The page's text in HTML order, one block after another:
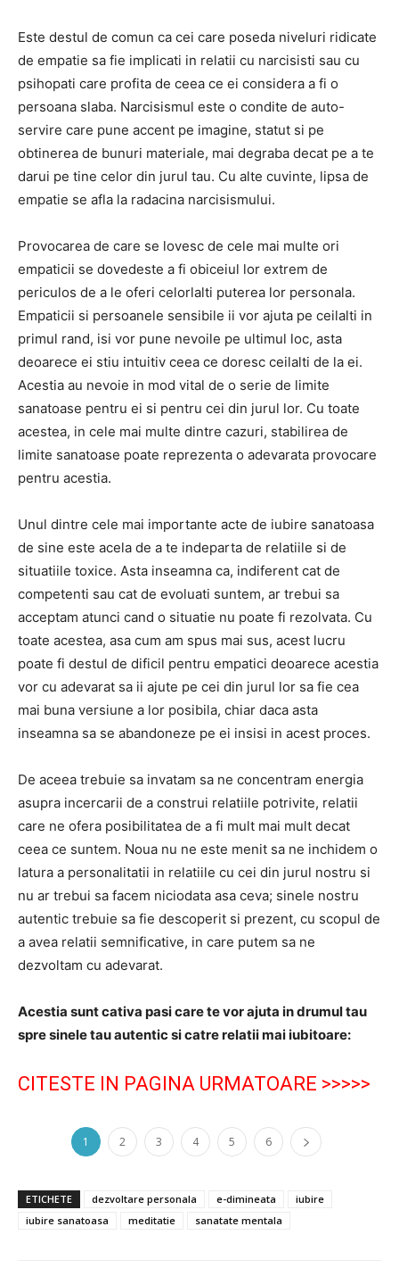
Este destul de comun ca cei care poseda niveluri ridicate
de empatie sa fie implicati in relatii cu narcisisti sau cu
psihopati care profita de ceea ce ei considera a fi o
persoana slaba. Narcisismul este o condite de auto-
servire care pune accent pe imagine, statut si pe
obtinerea de bunuri materiale, mai degraba decat pe a te
darui pe tine celor din jurul tau. Cu alte cuvinte, lipsa de
empatie se afla la radacina narcisismului.
Provocarea de care se lovesc de cele mai multe ori
empaticii se dovedeste a fi obiceiul lor extrem de
periculos de a le oferi celorlalti puterea lor personala.
Empaticii si persoanele sensibile ii vor ajuta pe ceilalti in
primul rand, isi vor pune nevoile pe ultimul loc, asta
deoarece ei stiu intuitiv ceea ce doresc ceilalti de la ei.
Acestia au nevoie in mod vital de o serie de limite
sanatoase pentru ei si pentru cei din jurul lor. Cu toate
acestea, in cele mai multe dintre cazuri, stabilirea de
limite sanatoase poate reprezenta o adevarata provocare
pentru acestia.
Unul dintre cele mai importante acte de iubire sanatoasa
de sine este acela de a te indeparta de relatiile si de
situatiile toxice. Asta inseamna ca, indiferent cat de
competenti sau cat de evoluati suntem, ar trebui sa
acceptam atunci cand o situatie nu poate fi rezolvata. Cu
toate acestea, asa cum am spus mai sus, acest lucru
poate fi destul de dificil pentru empatici deoarece acestia
vor cu adevarat sa ii ajute pe cei din jurul lor sa fie cea
mai buna versiune a lor posibila, chiar daca asta
inseamna sa se abandoneze pe ei insisi in acest proces.
De aceea trebuie sa invatam sa ne concentram energia
asupra incercarii de a construi relatiile potrivite, relatii
care ne ofera posibilitatea de a fi mult mai mult decat
ceea ce suntem. Noua nu ne este menit sa ne inchidem o
latura a personalitatii in relatiile cu cei din jurul nostru si
nu ar trebui sa facem niciodata asa ceva; sinele nostru
autentic trebuie sa fie descoperit si prezent, cu scopul de
a avea relatii semnificative, in care putem sa ne
dezvoltam cu adevarat.
Acestia sunt cativa pasi care te vor ajuta in drumul tau
spre sinele tau autentic si catre relatii mai iubitoare:
CITESTE IN PAGINA URMATOARE >>>>>
1 2 3 4 5 6
ETICHETE dezvoltare personala e-dimineata
iubire
iubire sanatoasa
meditatie sanatate mentala